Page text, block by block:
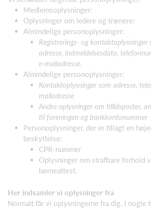
Medlemsoplysninger:
Oplysninger om ledere og trænere:
Almindelige personoplysninger:
Registrerings- og kontaktoplysninger
adresse, indmeldelsesdato,
e-mailadresse.
Almindelige personoplysninger:
Kontaktoplysninger som adresse,
mailadresse
Andre oplysninger om tillidsposter,
til foreningen og bankkontonummer
Personoplysninger, der er tillagt en
beskyttelse:
CPR-nummer
Oplysninger om strafbare forhold
børneattest.
Her indsamler vi oplysninger fra
Normalt får vi oplysningerne fra dig. I nogle